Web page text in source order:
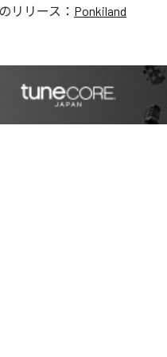
リリース： Ponkiland